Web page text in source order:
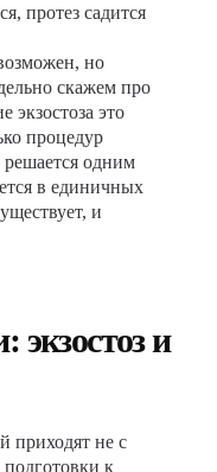
протез садится
но
скажем про
экзостоза это
процедур
решается одним
в единичных
и
и
приходят не с
к